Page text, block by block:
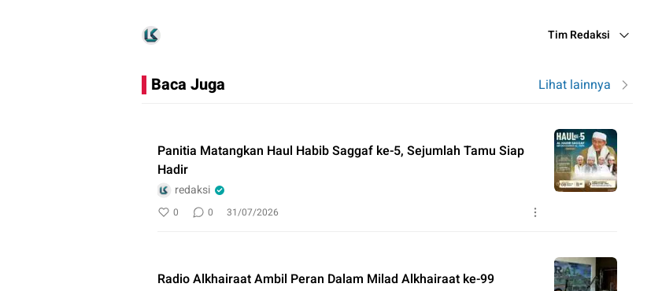
Tim Redaksi
Baca Juga Lihat lainnya
Panitia Matangkan Haul Habib Saggaf ke-5, Sejumlah Tamu Siap
Hadir
redaksi
0 0 31/07/2026
Radio Alkhairaat Ambil Peran Dalam Milad Alkhairaat ke-99